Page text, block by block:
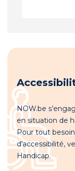
NOW.be
en situation de
Pour tout
d’accessibilité,
Handicap.